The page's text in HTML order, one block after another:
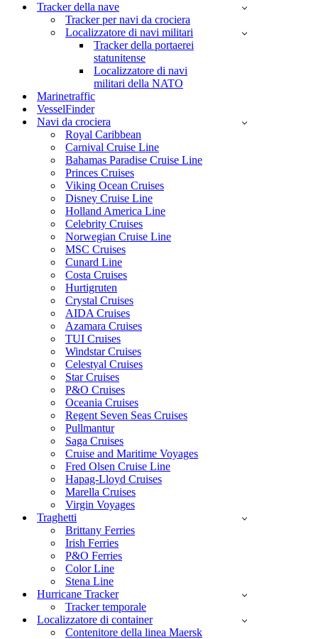
navigazioneTracker della nave
Tracker per navi da crociera
Localizzatore di navi militari
Tracker della portaerei
statunitense
Localizzatore di navi
militari della NATO
Marinetraffic
VesselFinder
Navi da crociera
Royal Caribbean
Carnival Cruise Line
Bahamas Paradise Cruise Line
Princes Cruises
Viking Ocean Cruises
Disney Cruise Line
Holland America Line
Celebrity Cruises
Norwegian Cruise Line
MSC Cruises
Cunard Line
Costa Cruises
Hurtigruten
Crystal Cruises
AIDA Cruises
Azamara Cruises
TUI Cruises
Windstar Cruises
Celestyal Cruises
Star Cruises
P&O Cruises
Oceania Cruises
Regent Seven Seas Cruises
Pullmantur
Saga Cruises
Cruise and Maritime Voyages
Fred Olsen Cruise Line
Hapag-Lloyd Cruises
Marella Cruises
Virgin Voyages
Traghetti
Brittany Ferries
Irish Ferries
P&O Ferries
Color Line
Stena Line
Hurricane Tracker
Tracker temporale
Localizzatore di container
Contenitore della linea Maersk